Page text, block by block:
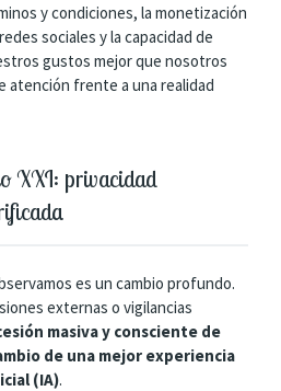
y condiciones, la monetización
sociales y la capacidad de
gustos mejor que nosotros
atención frente a una realidad
XXI: privacidad
es un cambio profundo.
externas o vigilancias
masiva y consciente de
de una mejor experiencia
(IA).